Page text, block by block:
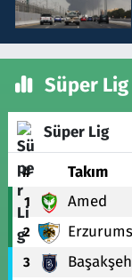
Süper
Süper Lig
# Takım
1 Amed
2
3